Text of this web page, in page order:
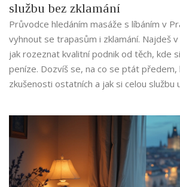
službu bez zklamání
Průvodce hledáním masáže s líbáním v
vyhnout se trapasům i zklamání. Najdeš
jak rozeznat kvalitní podnik od těch, kde
peníze. Dozvíš se, na co se ptát předem,
zkušenosti ostatních a jak si celou službu
přesně to, co hledáš.